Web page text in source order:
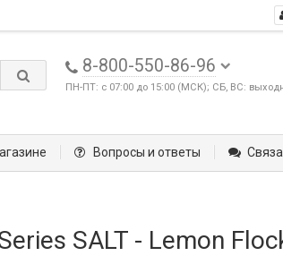
8-800-550-86-96
ПН-ПТ: с 07:00 до 15:00 (МСК); СБ, ВС:
Вопросы и ответы
SALT - Lemon